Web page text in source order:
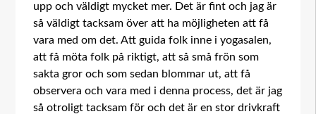
upp och väldigt mycket mer. Det är fint och jag är
så väldigt tacksam över att ha möjligheten att få
vara med om det. Att guida folk inne i yogasalen,
att få möta folk på riktigt, att så små frön som
sakta gror och som sedan blommar ut, att få
observera och vara med i denna process, det är jag
så otroligt tacksam för och det är en stor drivkraft